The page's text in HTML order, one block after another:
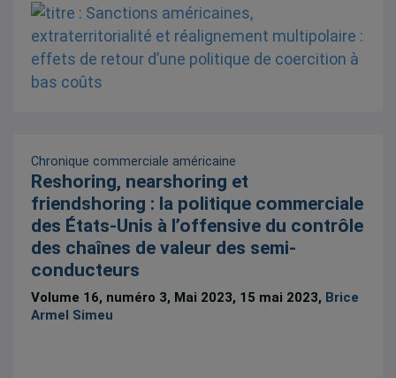
Chronique commerciale américaine
Reshoring, nearshoring et
friendshoring : la politique commerciale
des États-Unis à l’offensive du contrôle
des chaînes de valeur des semi-
conducteurs
Volume 16, numéro 3, Mai 2023, 15 mai 2023, Brice
Armel Simeu